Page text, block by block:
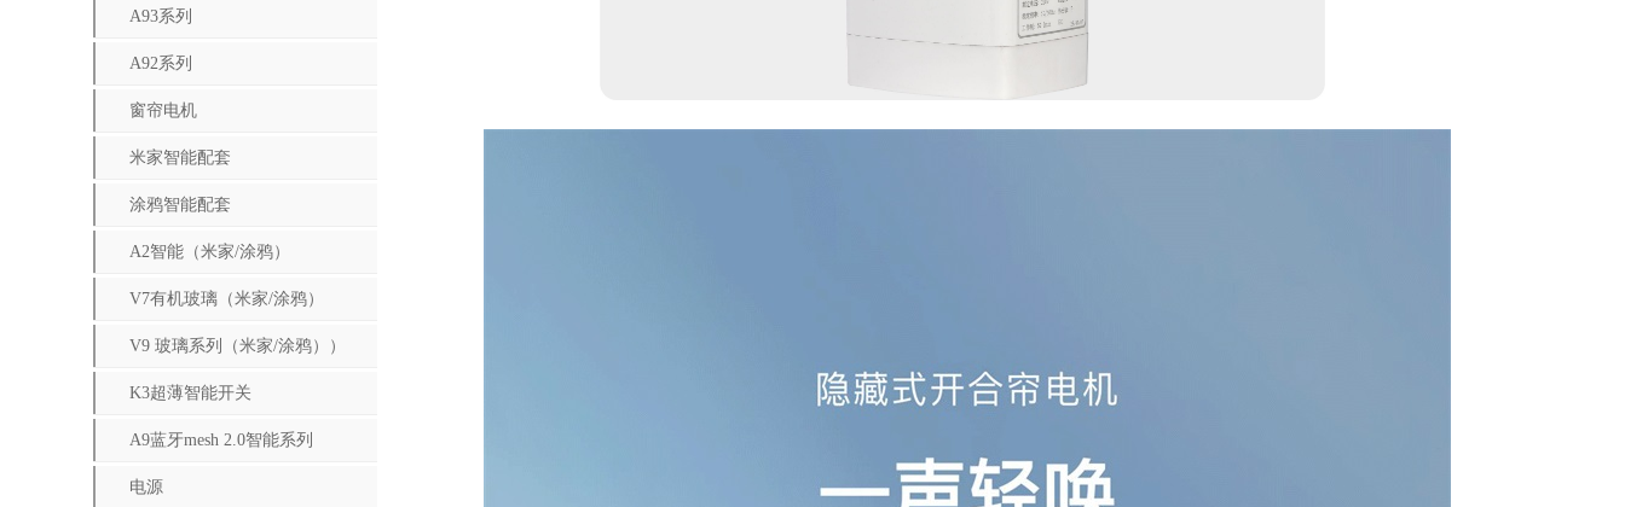
A93系列
A92系列
窗帘电机
米家智能配套
涂鸦智能配套
A2智能（米家/涂鸦）
V7有机玻璃（米家/涂鸦）
V9 玻璃系列（米家/涂鸦））
K3超薄智能开关
A9蓝牙mesh 2.0智能系列
电源